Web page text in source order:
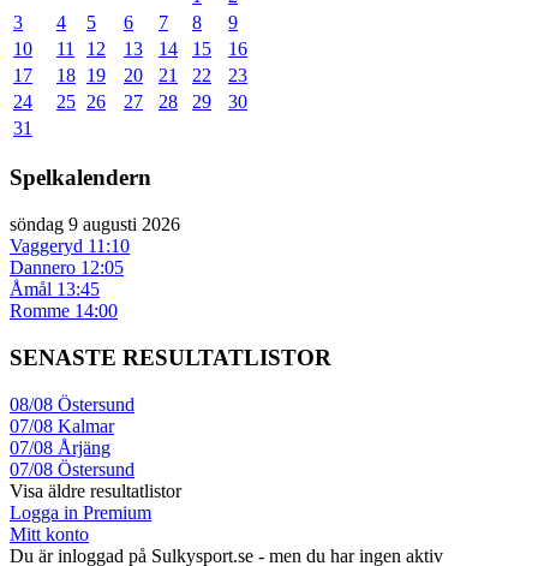
3
4 5 6 7 8
9
10
11 12 13 14 15
16
17
18 19 20 21 22
23
24
25 26 27 28 29
30
31
Spelkalendern
söndag 9 augusti 2026
Vaggeryd 11:10
Dannero 12:05
Åmål 13:45
Romme 14:00
SENASTE RESULTATLISTOR
08/08 Östersund
07/08 Kalmar
07/08 Årjäng
07/08 Östersund
Visa äldre resultatlistor
Logga in Premium
Mitt konto
Du är inloggad på Sulkysport.se - men du har ingen aktiv